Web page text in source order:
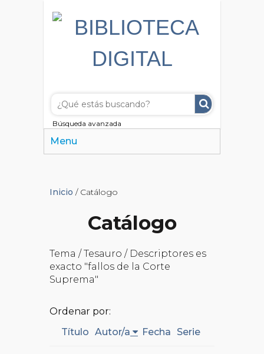
Búsqueda avanzada
Menu
Inicio / Catálogo
Catálogo
Tema / Tesauro / Descriptores es
exacto "fallos de la Corte
Suprema"
Ordenar por:
Título Autor/a Fecha Serie